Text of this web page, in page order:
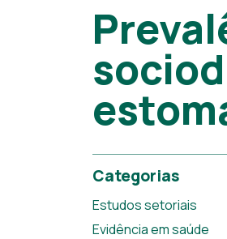
Categorias
Estudos setoriais
Evidência em saúde